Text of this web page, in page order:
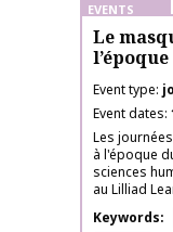
EVENTS
Le
Event type
Event dates
Les
à l'époque
sciences
au Lilliad
Keywords